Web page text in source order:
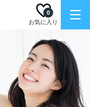
お気に入り
0